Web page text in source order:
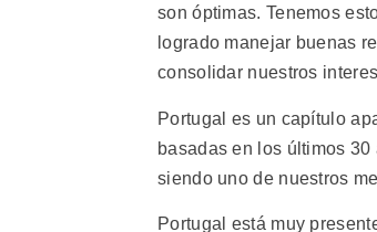
son óptimas. Tenemos
logrado manejar buenas
consolidar nuestros
Portugal es un capítulo
basadas en los últimos
siendo uno de nuestros
Portugal está muy